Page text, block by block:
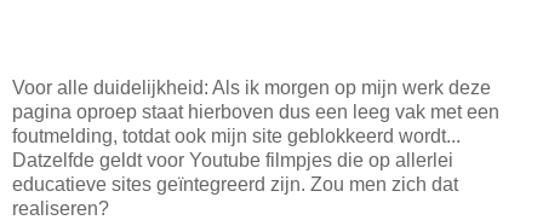
Voor alle duidelijkheid: Als ik morgen op mijn werk deze
pagina oproep staat hierboven dus een leeg vak met een
foutmelding, totdat ook mijn site geblokkeerd wordt...
Datzelfde geldt voor Youtube filmpjes die op allerlei
educatieve sites geïntegreerd zijn. Zou men zich dat
realiseren?